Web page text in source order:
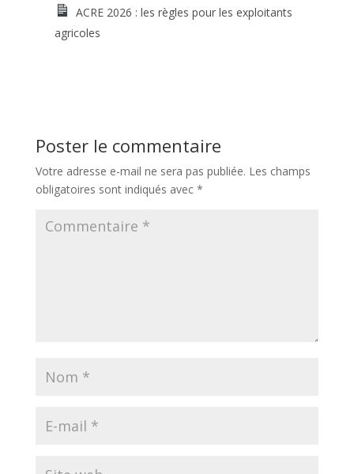
ACRE 2026 : les règles pour les exploitants
agricoles
Poster le commentaire
Votre adresse e-mail ne sera pas publiée. Les champs
obligatoires sont indiqués avec *